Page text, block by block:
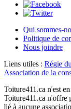
Qui sommes-
Politique de
Nous joindre
Liens utiles : Régie
Association de la
Toiture411.ca n'est
Toiture411.ca n'offre
lié à aucune